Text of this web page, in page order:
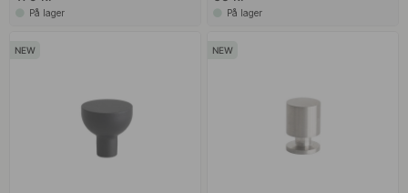
På lager På lager